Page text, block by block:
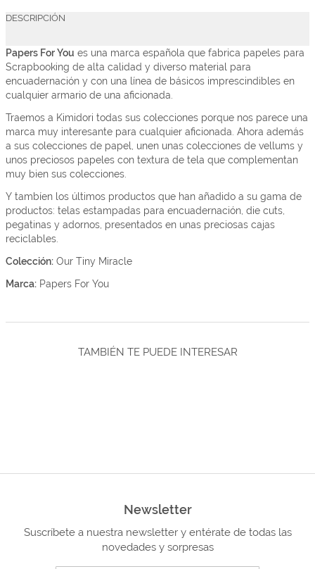
DESCRIPCIÓN
Papers For You es una marca española que fabrica papeles para
Scrapbooking de alta calidad y diverso material para
encuadernación y con una línea de básicos imprescindibles en
cualquier armario de una aficionada.
Traemos a Kimidori todas sus colecciones porque nos parece una
marca muy interesante para cualquier aficionada. Ahora además
a sus colecciones de papel, unen unas colecciones de vellums y
unos preciosos papeles con textura de tela que complementan
muy bien sus colecciones.
Y tambíen los últimos productos que han añadido a su gama de
productos: telas estampadas para encuadernación, die cuts,
pegatinas y adornos, presentados en unas preciosas cajas
reciclables.
Colección: Our Tiny Miracle
Marca: Papers For You
TAMBIÉN TE PUEDE INTERESAR
Newsletter
Suscríbete a nuestra newsletter y entérate de todas las
novedades y sorpresas